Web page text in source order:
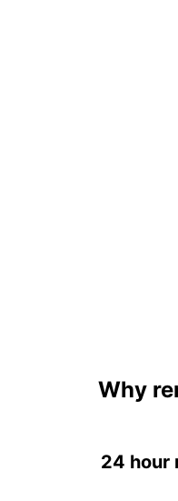
Why
24 hour